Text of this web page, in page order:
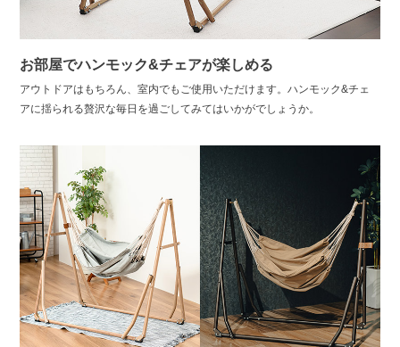
お部屋でハンモック&チェアが楽しめる
アウトドアはもちろん、室内でもご使用いただけます。ハンモック&チェ
アに揺られる贅沢な毎日を過ごしてみてはいかがでしょうか。